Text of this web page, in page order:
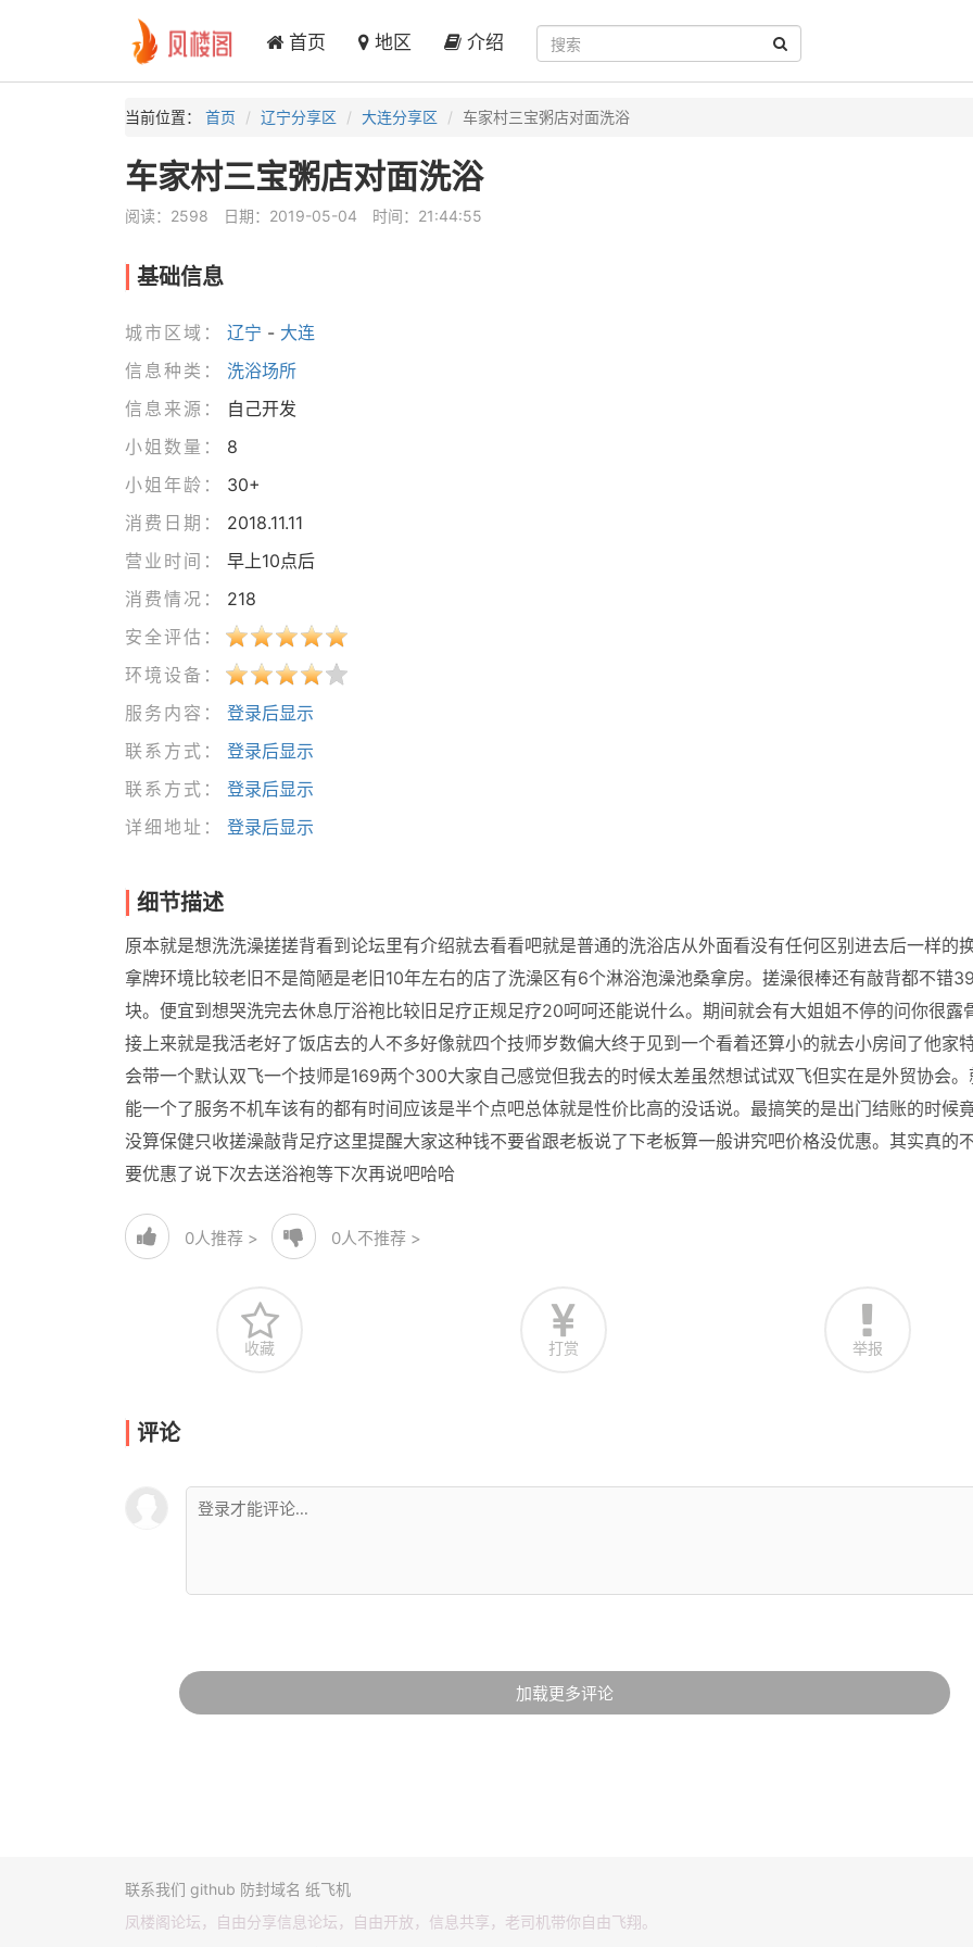
首页 地区 介绍
当前位置： 首页 辽宁分享区 大连分享区 车家村三宝粥店对面洗浴
车家村三宝粥店对面洗浴
阅读：2598 日期：2019-05-04 时间：21:44:55
基础信息
城市区域： 辽宁 - 大连
信息种类：
洗浴场所
信息来源：
自己开发
小姐数量：
8
小姐年龄：
30+
消费日期：
2018.11.11
营业时间：
早上10点后
消费情况：
218
安全评估：
环境设备：
服务内容：
登录后显示
联系方式：
登录后显示
联系方式：
登录后显示
详细地址：
登录后显示
细节描述
原本就是想洗洗澡搓搓背看到论坛里有介绍就去看看吧就是普通的洗浴店从外面看没有任何区别进去后一样的
拿牌环境比较老旧不是简陋是老旧10年左右的店了洗澡区有6个淋浴泡澡池桑拿房。搓澡很棒还有敲背都不错39
块。便宜到想哭洗完去休息厅浴袍比较旧足疗正规足疗20呵呵还能说什么。期间就会有大姐姐不停的问你很露
接上来就是我活老好了饭店去的人不多好像就四个技师岁数偏大终于见到一个看着还算小的就去小房间了他家
会带一个默认双飞一个技师是169两个300大家自己感觉但我去的时候太差虽然想试试双飞但实在是外贸协会。
能一个了服务不机车该有的都有时间应该是半个点吧总体就是性价比高的没话说。最搞笑的是出门结账的时候
没算保健只收搓澡敲背足疗这里提醒大家这种钱不要省跟老板说了下老板算一般讲究吧价格没优惠。其实真的
要优惠了说下次去送浴袍等下次再说吧哈哈
0人推荐 > 0人不推荐 >
收藏 打赏 举报
评论
加载更多评论
联系我们 github 防封域名 纸飞机
凤楼阁论坛，自由分享信息论坛，自由开放，信息共享，老司机带你自由飞翔。